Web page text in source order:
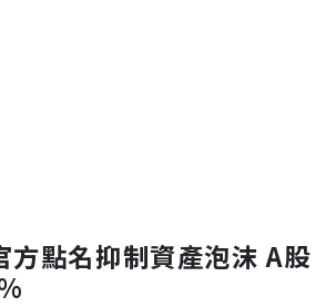
方點名抑制資產泡沫 A股